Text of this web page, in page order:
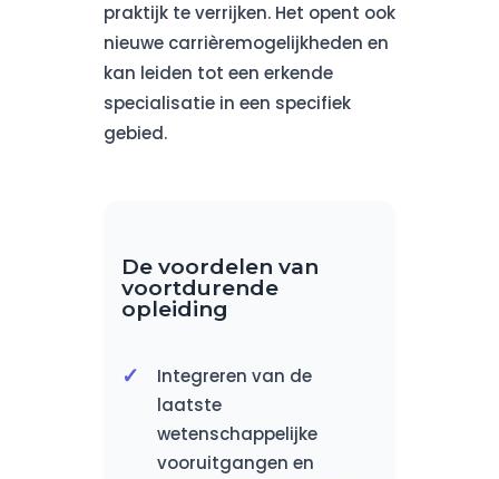
praktijk te verrijken. Het opent ook
nieuwe carrièremogelijkheden en
kan leiden tot een erkende
specialisatie in een specifiek
gebied.
De voordelen van
voortdurende
opleiding
Integreren van de
laatste
wetenschappelijke
vooruitgangen en